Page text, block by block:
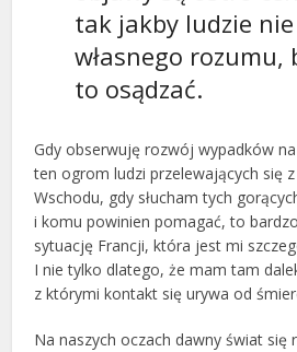
tak jakby ludzie
własnego rozumu,
to osądzać.
Gdy obserwuję rozwój wypadków
ten ogrom ludzi przelewających się
Wschodu, gdy słucham tych
i komu powinien pomagać, to
sytuację Francji, która jest mi
I nie tylko dlatego, że mam tam
z którymi kontakt się urywa od
Na naszych oczach dawny świat się